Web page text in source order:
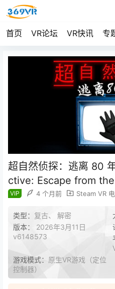
首页 VR论坛 VR快讯 专
超自然侦探：逃离 80
ctive: Escape from the
VIP 4 个月前 Steam VR
类型： 复古、 解密
版本： 2026年3月11日
v6148573
游戏模式： 原生VR游戏（定位
控制器）